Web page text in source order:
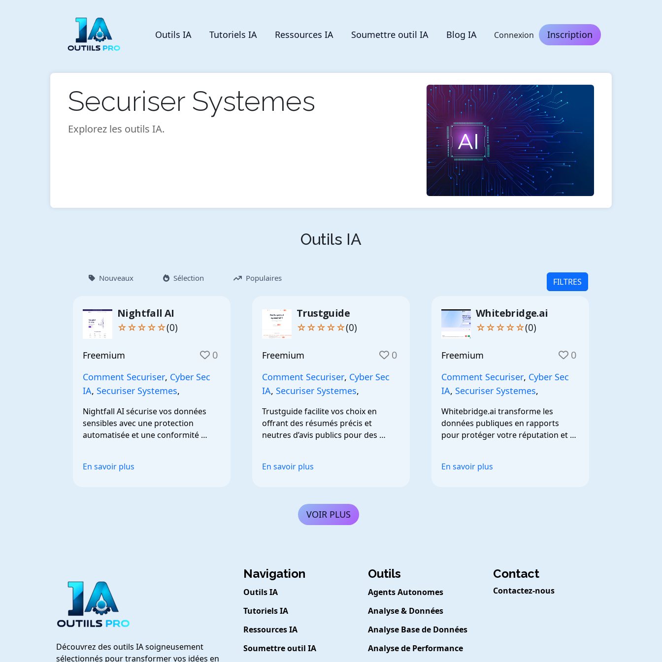
Outils IA Tutoriels IA Ressources IA Soumettre outil IA Blog IA Connexion Inscription
Securiser Systemes
Explorez les outils IA.
Outils IA
Nouveaux Sélection Populaires FILTRES
Nightfall AI
☆☆☆☆☆(0)
Freemium 0
Comment Securiser, Cyber Sec
IA, Securiser Systemes,
Nightfall AI sécurise vos données
sensibles avec une protection
automatisée et une conformité
En savoir plus
Trustguide
☆☆☆☆☆(0)
Freemium 0
Comment Securiser, Cyber Sec
IA, Securiser Systemes,
Trustguide facilite vos choix en
offrant des résumés précis et
neutres d’avis publics pour des
En savoir plus
Whitebridge.ai
☆☆☆☆☆(0)
Freemium 0
Comment Securiser, Cyber Sec
IA, Securiser Systemes,
Whitebridge.ai transforme les
données publiques en rapports
pour protéger votre réputation et
En savoir plus
VOIR PLUS
Découvrez des outils IA soigneusement
sélectionnés pour transformer vos idées en
Navigation
Outils IA
Tutoriels IA
Ressources IA
Soumettre outil IA
Outils
Agents Autonomes
Analyse & Données
Analyse Base de Données
Analyse de Performance
Contact
Contactez-nous